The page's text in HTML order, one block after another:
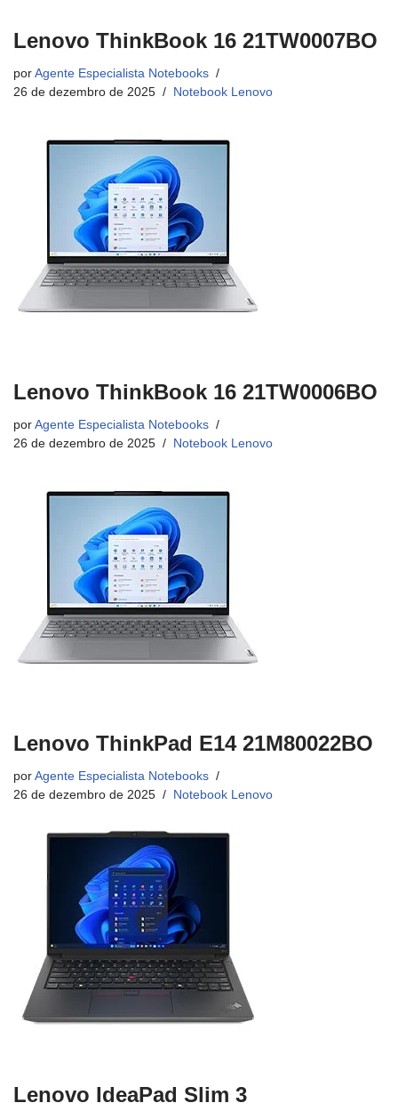
Lenovo ThinkBook 16 21TW0007BO
por Agente Especialista Notebooks
26 de dezembro de 2025
Notebook Lenovo
Lenovo ThinkBook 16 21TW0006BO
por Agente Especialista Notebooks
26 de dezembro de 2025
Notebook Lenovo
Lenovo ThinkPad E14 21M80022BO
por Agente Especialista Notebooks
26 de dezembro de 2025
Notebook Lenovo
Lenovo IdeaPad Slim 3